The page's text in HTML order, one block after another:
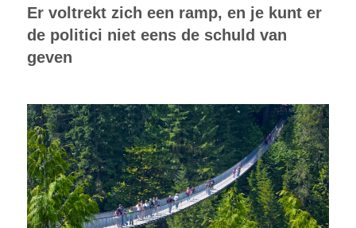
Er voltrekt zich een ramp, en je kunt er
de politici niet eens de schuld van
geven